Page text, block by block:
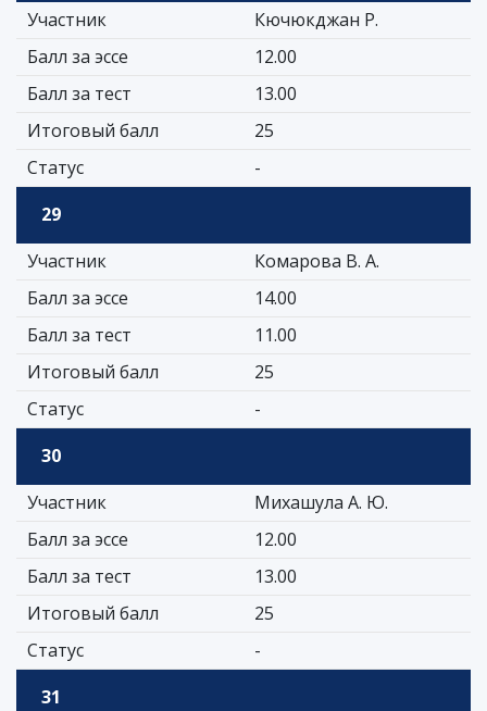
Участник
Кючюкджан Р.
Балл за эссе
12.00
Балл за тест
13.00
Итоговый балл
25
Статус
-
29
Участник
Комарова В. А.
Балл за эссе
14.00
Балл за тест
11.00
Итоговый балл
25
Статус
-
30
Участник
Михашула А. Ю.
Балл за эссе
12.00
Балл за тест
13.00
Итоговый балл
25
Статус
-
31